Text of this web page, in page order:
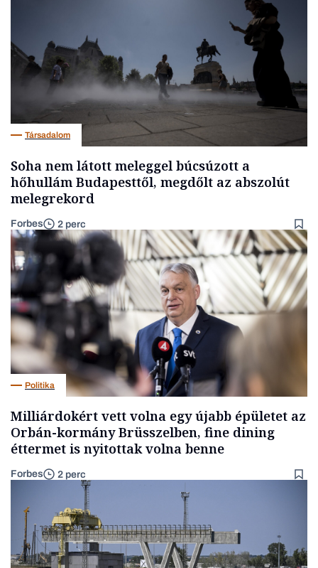
Társadalom
Soha nem látott meleggel búcsúzott a
hőhullám Budapesttől, megdőlt az abszolút
melegrekord
Forbes 2 perc
Politika
Milliárdokért vett volna egy újabb épületet az
Orbán-kormány Brüsszelben, fine dining
éttermet is nyitottak volna benne
Forbes 2 perc